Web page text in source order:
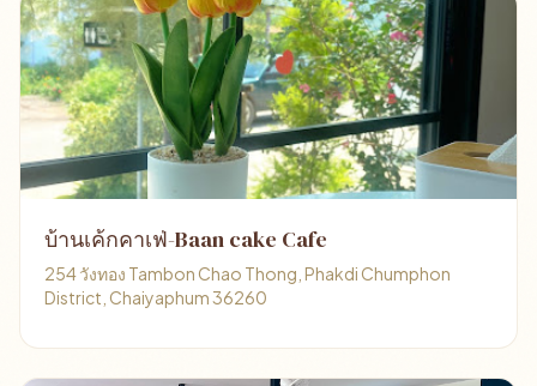
บ้านเค้กคาเฟ่-Baan cake Cafe
254 วังทอง Tambon Chao Thong, Phakdi Chumphon
District, Chaiyaphum 36260